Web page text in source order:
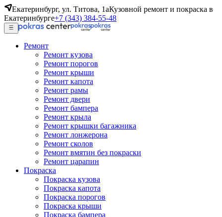
Екатеринбург, ул. Титова, 1аКузовной ремонт и покраска в
Екатеринбурге+7 (343) 384-55-48
Ремонт
Ремонт кузова
Ремонт порогов
Ремонт крыши
Ремонт капота
Ремонт рамы
Ремонт двери
Ремонт бампера
Ремонт крыла
Ремонт крышки багажника
Ремонт лонжерона
Ремонт сколов
Ремонт вмятин без покраски
Ремонт царапин
Покраска
Покраска кузова
Покраска капота
Покраска порогов
Покраска крыши
Покраска бампера